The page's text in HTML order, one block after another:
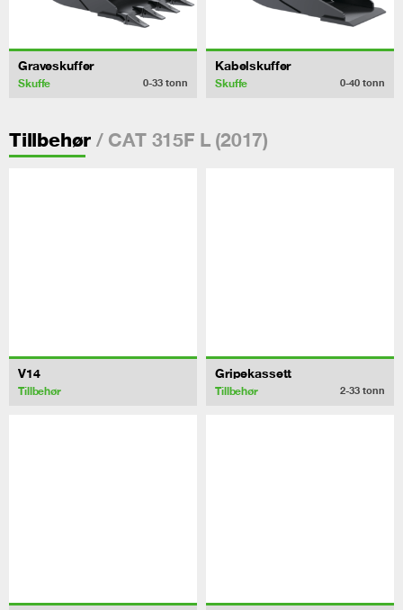
Graveskuffer
Skuffe 0-33 tonn
Kabelskuffer
Skuffe 0-40 tonn
Tillbehør / CAT 315F L (2017)
V14
Tillbehør
Gripekassett
Tillbehør 2-33 tonn